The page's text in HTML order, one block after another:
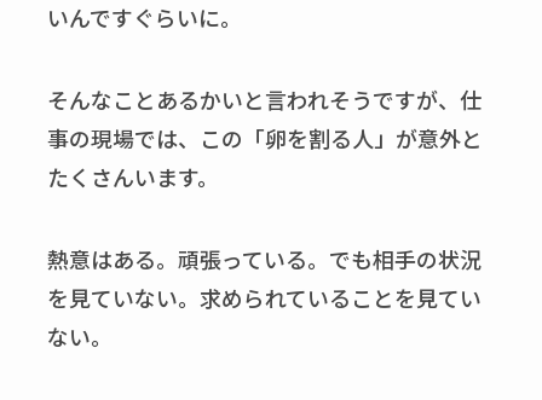
いんですぐらいに。
そんなことあるかいと言われそうですが、仕
事の現場では、この「卵を割る人」が意外と
たくさんいます。
熱意はある。頑張っている。でも相手の状況
を見ていない。求められていることを見てい
ない。